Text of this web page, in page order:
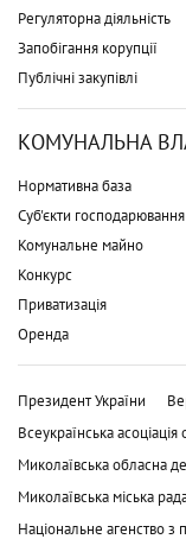
Регуляторна діяльність
Запобігання корупції
Публічні закупівлі
КОМУНАЛЬНА
Нормативна база
Суб'єкти
Комунальне майно
Конкурс
Приватизація
Оренда
Президент України
Всеукраїнська
Миколаївська обласна
Миколаївська міська
Національне агенство з